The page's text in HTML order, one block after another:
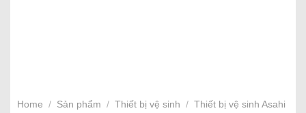
Home / Sản phẩm / Thiết bị vệ sinh / Thiết bị vệ sinh Asahi